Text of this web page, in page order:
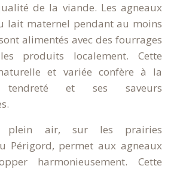
de la viande. Les agneaux
lait maternel pendant au moins
alimentés avec des fourrages
produits localement. Cette
et variée confère à la
et ses saveurs
plein air, sur les prairies
Périgord, permet aux agneaux
harmonieusement. Cette